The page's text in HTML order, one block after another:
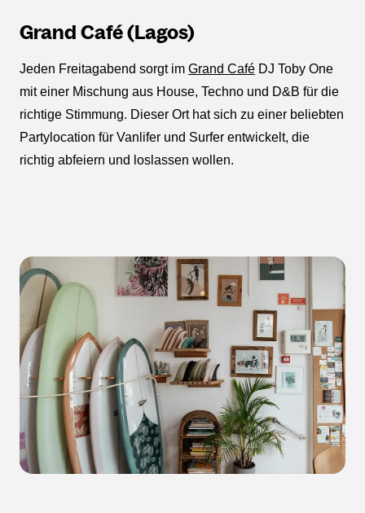
Grand Café (Lagos)
Jeden Freitagabend sorgt im Grand Café DJ Toby One
mit einer Mischung aus House, Techno und D&B für die
richtige Stimmung. Dieser Ort hat sich zu einer beliebten
Partylocation für Vanlifer und Surfer entwickelt, die
richtig abfeiern und loslassen wollen.